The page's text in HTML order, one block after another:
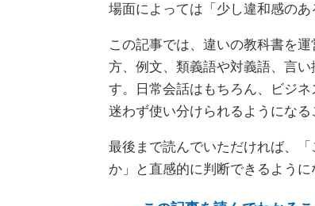
場面によっては「少し違和感の
この記事では、違いの教科書を
方、例文、類義語や対義語、言
す。日常会話はもちろん、ビジ
迷わず使い分けられるようになる
最後まで読んでいただければ、
か」と直感的に判断できるよう